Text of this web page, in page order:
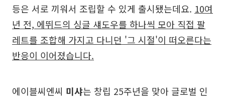
등은 서로 끼워서 조립할 수 있게 출시됐는데요. 10여
년 전, 에뛰드의 싱글 섀도우를 하나씩 모아 직접 팔
레트를 조합해 가지고 다니던 '그 시절'이 떠오른다는
반응이 이어졌습니다.
에이블씨엔씨 미샤는 창립 25주년을 맞아 글로벌 인